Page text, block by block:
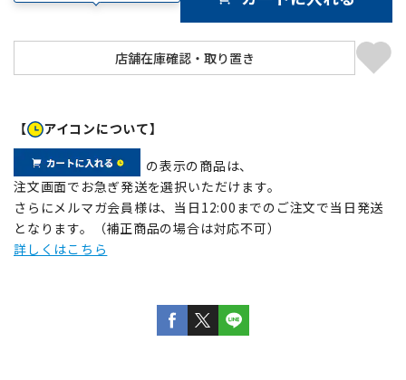
【 アイコンについて】
の表示の商品は、
注文画面でお急ぎ発送を選択いただけます。
さらにメルマガ会員様は、当日12:00までのご注文で当日発送
となります。（補正商品の場合は対応不可）
詳しくはこちら